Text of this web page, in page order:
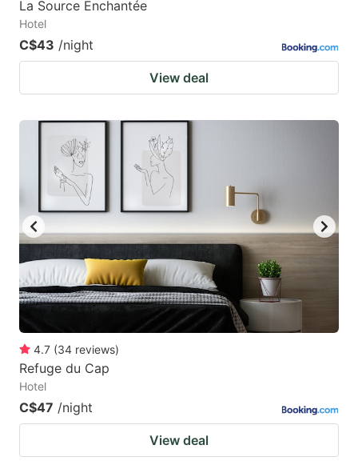
La Source Enchantée
Hotel
C$43 /night
View deal
4.7 (34 reviews)
Refuge du Cap
Hotel
C$47 /night
View deal